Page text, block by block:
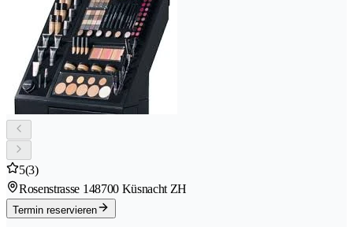
5(3)
Rosenstrasse 148700 Küsnacht ZH
Termin reservieren